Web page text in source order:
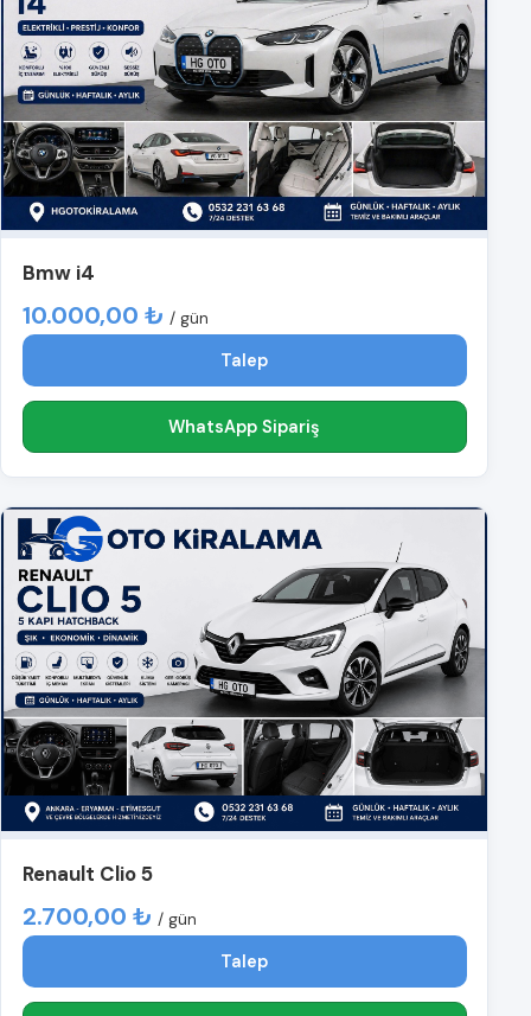
Bmw i4
10.000,00 ₺ / gün
Talep
WhatsApp Sipariş
Renault Clio 5
2.700,00 ₺ / gün
Talep